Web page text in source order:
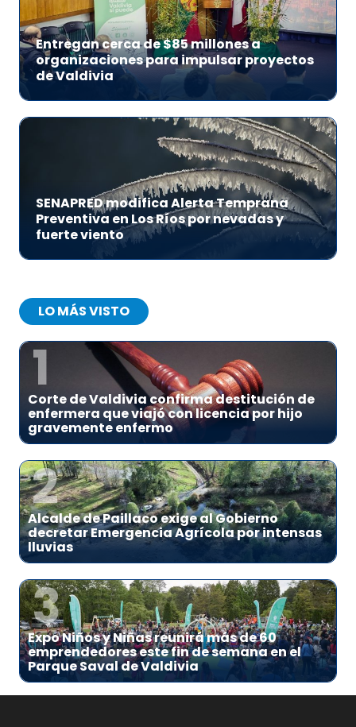
Entregan cerca de $85 millones a
organizaciones para impulsar proyectos
de Valdivia
SENAPRED modifica Alerta Temprana
Preventiva en Los Ríos por nevadas y
fuerte viento
LO MÁS VISTO
1
Corte de Valdivia confirma destitución de
enfermera que viajó con licencia por hijo
gravemente enfermo
2
Alcalde de Paillaco exige al Gobierno
decretar Emergencia Agrícola por intensas
lluvias
3
Expo Niños y Niñas reunirá más de 60
emprendedores este fin de semana en el
Parque Saval de Valdivia